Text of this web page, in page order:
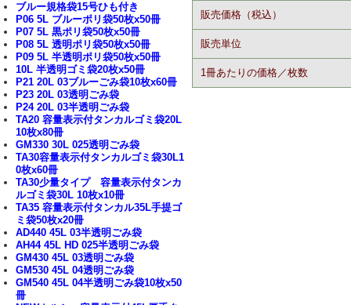
ブルー規格袋15号ひも付き
P06 5L ブルーポリ袋50枚x50冊
P07 5L 黒ポリ袋50枚x50冊
P08 5L 透明ポリ袋50枚x50冊
P09 5L 半透明ポリ袋50枚x50冊
10L 半透明ゴミ袋20枚x50冊
P21 20L 03ブルーごみ袋10枚x60冊
P23 20L 03透明ごみ袋
P24 20L 03半透明ごみ袋
TA20 容量表示付タンカルゴミ袋20L
10枚x80冊
GM330 30L 025透明ごみ袋
TA30容量表示付タンカルゴミ袋30L1
0枚x60冊
TA30少量タイプ 容量表示付タンカ
ルゴミ袋30L 10枚x10冊
TA35 容量表示付タンカル35L手提ゴ
ミ袋50枚x20冊
AD440 45L 03半透明ごみ袋
AH44 45L HD 025半透明ごみ袋
GM430 45L 03透明ごみ袋
GM530 45L 04透明ごみ袋
GM540 45L 04半透明ごみ袋10枚x50
冊
販売価格（税込）
販売単位
1冊あたりの価格／枚数